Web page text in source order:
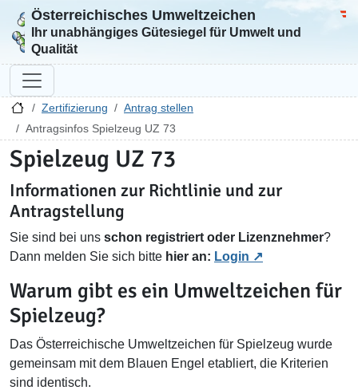
Zur Startseite
Österreichisches Umweltzeichen
Ihr unabhängiges Gütesiegel für Umwelt und
Qualität
Zertifizierung
Antrag stellen
Antragsinfos Spielzeug UZ 73
Spielzeug UZ 73
Informationen zur Richtlinie und zur
Antragstellung
Sie sind bei uns schon registriert oder Lizenznehmer?
Dann melden Sie sich bitte hier an: Login
Warum gibt es ein Umweltzeichen für
Spielzeug?
Das Österreichische Umweltzeichen für Spielzeug wurde
gemeinsam mit dem Blauen Engel etabliert, die Kriterien
sind identisch.